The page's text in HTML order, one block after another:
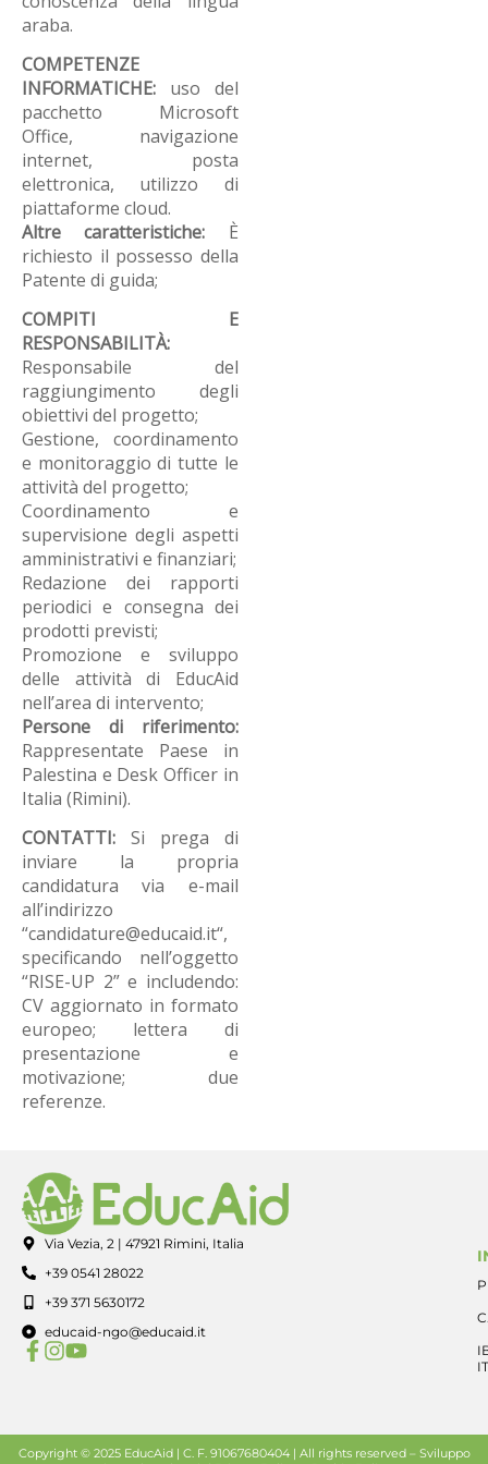
araba.
COMPETENZE
INFORMATICHE:
uso del
pacchetto Microsoft
Office, navigazione
internet, posta
elettronica, utilizzo di
piattaforme cloud.
Altre caratteristiche:
È
richiesto il possesso della
Patente di guida;
COMPITI E
RESPONSABILITÀ:
Responsabile del
raggiungimento degli
obiettivi del progetto;
Gestione, coordinamento
e monitoraggio di tutte le
attività del progetto;
Coordinamento e
supervisione degli aspetti
amministrativi e finanziari;
Redazione dei rapporti
periodici e consegna dei
prodotti previsti;
Promozione e sviluppo
delle attività di EducAid
nell’area di intervento;
Persone di riferimento:
Rappresentate Paese in
Palestina e Desk Officer in
Italia (Rimini).
CONTATTI:
Si prega di
inviare la propria
candidatura via e-mail
all’indirizzo
“candidature@educaid.it“,
specificando nell’oggetto
“RISE-UP 2” e includendo:
CV aggiornato in formato
europeo; lettera di
presentazione e
motivazione; due
referenze.
Via Vezia, 2 | 47921 Rimini, Italia
+39 0541 28022
+39 371 5630172
educaid-ngo@educaid.it
Copyright © 2025 EducAid | C. F. 91067680404 | All rights reserved – Sviluppo